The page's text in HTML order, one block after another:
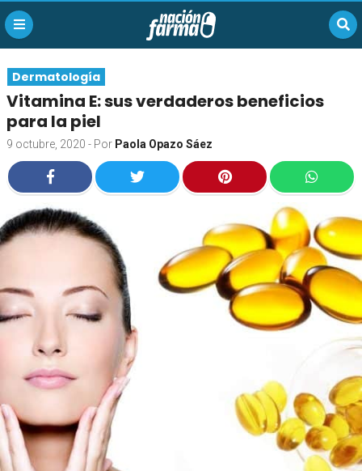
Dermatología
Vitamina E: sus verdaderos beneficios
para la piel
9 octubre, 2020 - Por Paola Opazo Sáez